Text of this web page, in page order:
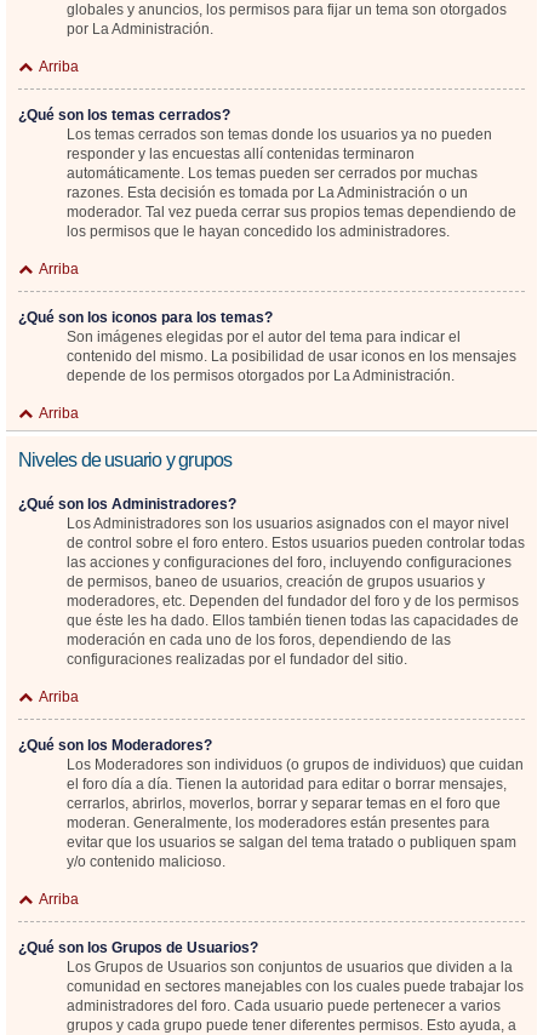
globales y anuncios, los permisos para fijar un tema son otorgados
por La Administración.
Arriba
¿Qué son los temas cerrados?
Los temas cerrados son temas donde los usuarios ya no pueden
responder y las encuestas allí contenidas terminaron
automáticamente. Los temas pueden ser cerrados por muchas
razones. Esta decisión es tomada por La Administración o un
moderador. Tal vez pueda cerrar sus propios temas dependiendo de
los permisos que le hayan concedido los administradores.
Arriba
¿Qué son los iconos para los temas?
Son imágenes elegidas por el autor del tema para indicar el
contenido del mismo. La posibilidad de usar iconos en los mensajes
depende de los permisos otorgados por La Administración.
Arriba
Niveles de usuario y grupos
¿Qué son los Administradores?
Los Administradores son los usuarios asignados con el mayor nivel
de control sobre el foro entero. Estos usuarios pueden controlar todas
las acciones y configuraciones del foro, incluyendo configuraciones
de permisos, baneo de usuarios, creación de grupos usuarios y
moderadores, etc. Dependen del fundador del foro y de los permisos
que éste les ha dado. Ellos también tienen todas las capacidades de
moderación en cada uno de los foros, dependiendo de las
configuraciones realizadas por el fundador del sitio.
Arriba
¿Qué son los Moderadores?
Los Moderadores son individuos (o grupos de individuos) que cuidan
el foro día a día. Tienen la autoridad para editar o borrar mensajes,
cerrarlos, abrirlos, moverlos, borrar y separar temas en el foro que
moderan. Generalmente, los moderadores están presentes para
evitar que los usuarios se salgan del tema tratado o publiquen spam
y/o contenido malicioso.
Arriba
¿Qué son los Grupos de Usuarios?
Los Grupos de Usuarios son conjuntos de usuarios que dividen a la
comunidad en sectores manejables con los cuales puede trabajar los
administradores del foro. Cada usuario puede pertenecer a varios
grupos y cada grupo puede tener diferentes permisos. Esto ayuda, a